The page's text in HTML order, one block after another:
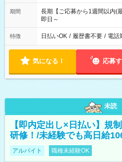
期間
長期【ご応募から1週間以内(
即日～
特徴 日払いOK / 履歴書不要 / 電話
気になる！ 応募
未読
【即内定出し×日払い】規
研修！/未経験でも高日給
アルバイト 職種未経験OK